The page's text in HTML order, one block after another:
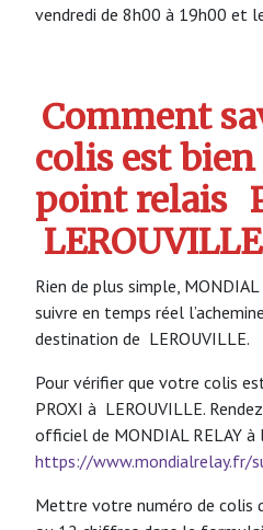
vendredi de 8h00 à 19h00 et
Comment
colis est
point relais
LEROUVILLE
Rien de plus simple,
suivre en temps réel
destination de LEROUVILLE.
Pour vérifier que votre colis
PROXI à LEROUVILLE.
officiel de MONDIAL RELAY à
https://www.mondialrelay.fr/
Mettre votre numéro de colis